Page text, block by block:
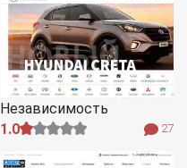
Независимость
1.0
27